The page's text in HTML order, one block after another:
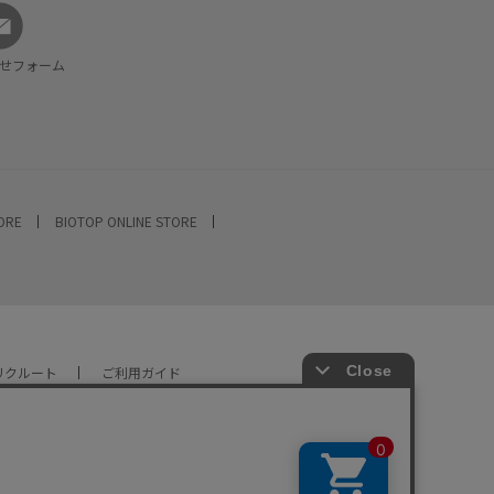
フォーム
BIOTOP ONLINE STORE
クルート ご利用ガイド